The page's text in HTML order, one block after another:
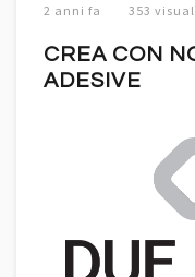
2 anni fa 353
CREA CON
ADESIVE